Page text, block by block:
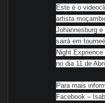
Este é o
artista
Johannesburg
sairá em tourneé
Night
no dia 11 de
Para mais
Facebook –